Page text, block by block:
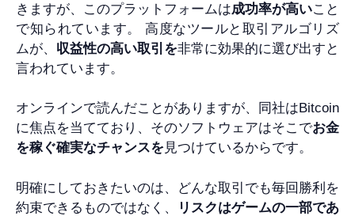
きますが、このプラットフォームは成功率が高いこと
で知られています。 高度なツールと取引アルゴリズ
ムが、 収益性の高い取引を非常に効果的に選び出すと
言われています。
オンラインで読んだことがありますが、同社はBitcoin
に焦点を当てており、そのソフトウェアはそこでお金
を稼ぐ確実なチャンスを 見つけているからです。
明確にしておきたいのは、どんな取引でも毎回勝利を
約束できるものではなく、
リスクはゲームの一部であ